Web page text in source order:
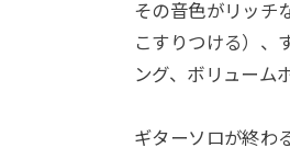
その音色がリッチ
こすりつける）、
ング、ボリューム
ギターソロが終わ